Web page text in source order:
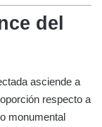
del
asciende a
respecto a
monumental